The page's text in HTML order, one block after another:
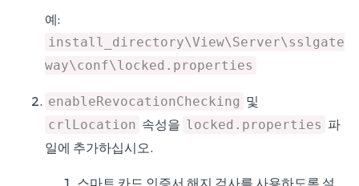
예:
install_directory\View\Server\sslgate
way\conf\locked.properties
enableRevocationChecking 및
crlLocation 속성을 locked.properties 파
일에 추가하십시오.
스마트 카드 인증서 해지 검사를 사용하도록 설